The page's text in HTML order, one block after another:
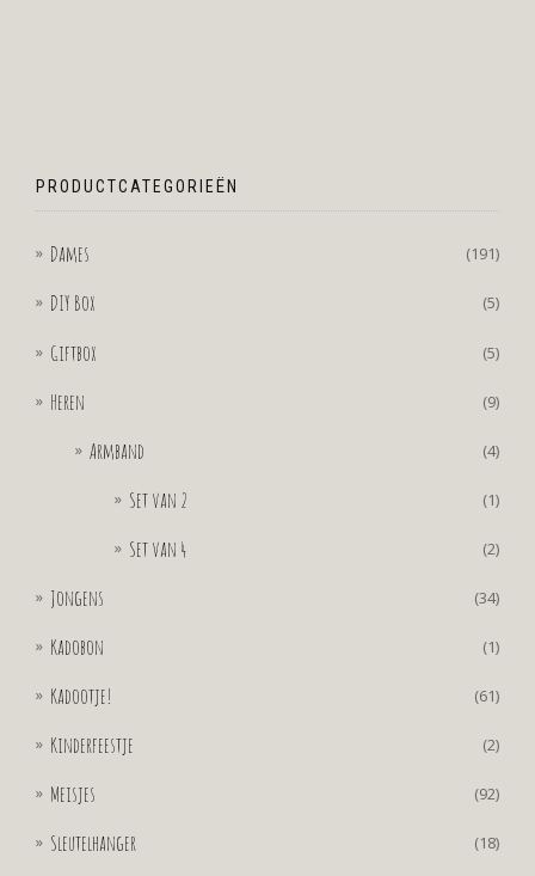
PRODUCTCATEGORIEËN
Dames (191)
DIY Box (5)
Giftbox (5)
Heren (9)
Armband (4)
Set van 2 (1)
Set van 4 (2)
Jongens (34)
Kadobon (1)
Kadootje! (61)
Kinderfeestje (2)
Meisjes (92)
Sleutelhanger (18)